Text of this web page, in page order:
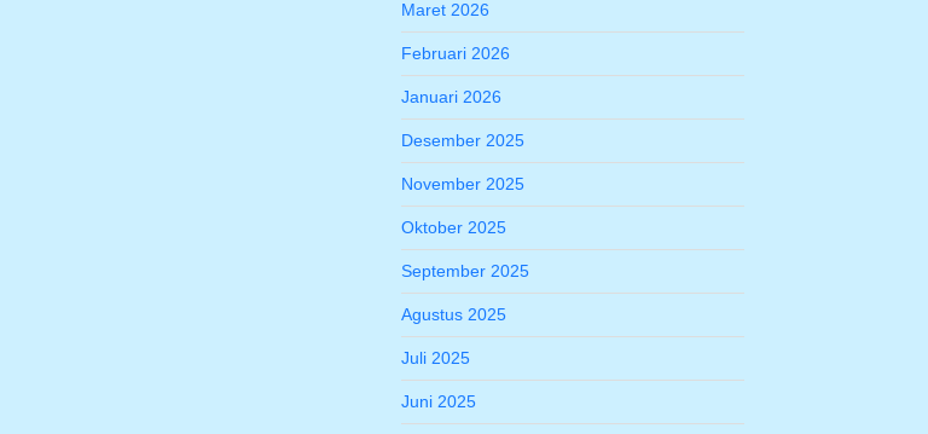
Maret 2026
Februari 2026
Januari 2026
Desember 2025
November 2025
Oktober 2025
September 2025
Agustus 2025
Juli 2025
Juni 2025